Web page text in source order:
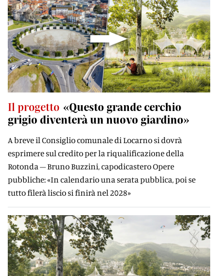
Il progetto «Questo grande cerchio
grigio diventerà un nuovo giardino»
A breve il Consiglio comunale di Locarno si dovrà
esprimere sul credito per la riqualificazione della
Rotonda – Bruno Buzzini, capodicastero Opere
pubbliche: «In calendario una serata pubblica, poi se
tutto filerà liscio si finirà nel 2028»